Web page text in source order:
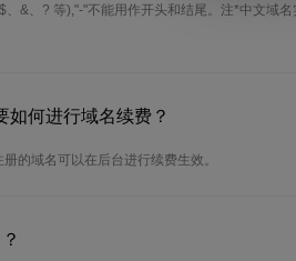
&、? 等),"-"不能用作开头和结尾。注*中文域名
如何进行域名续费？
的域名可以在后台进行续费生效。